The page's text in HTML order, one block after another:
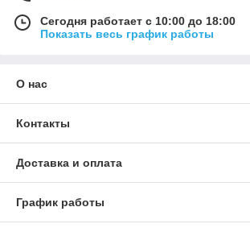
Сегодня работает с 10:00 до 18:00
Показать весь график работы
О нас
Контакты
Доставка и оплата
График работы